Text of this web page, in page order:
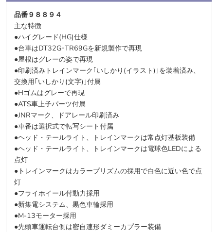
品番９８８９４
主な特徴
●ハイグレード(HG)仕様
●台車はDT32G･TR69Gを新規製作で再現
●屋根はグレーの姿で再現
●印刷済みトレインマーク｢いしかり(イラスト)｣を装着済み、
交換用｢いしかり(文字)｣付属
●Hゴムはグレーで再現
●ATS車上子パーツ付属
●JNRマーク、ドアレール印刷済み
●車番は選択式で転写シート付属
●ヘッド・テールライト、トレインマークは常点灯基板装備
●ヘッド・テールライト、トレインマークは電球色LEDによる
点灯
●トレインマークはカラープリズムの採用で白色に近い色で点
灯
●フライホイール付動力採用
●新集電システム、黒色車輪採用
●M-13モーター採用
●先頭車運転台側は密自連形ダミーカプラー装備